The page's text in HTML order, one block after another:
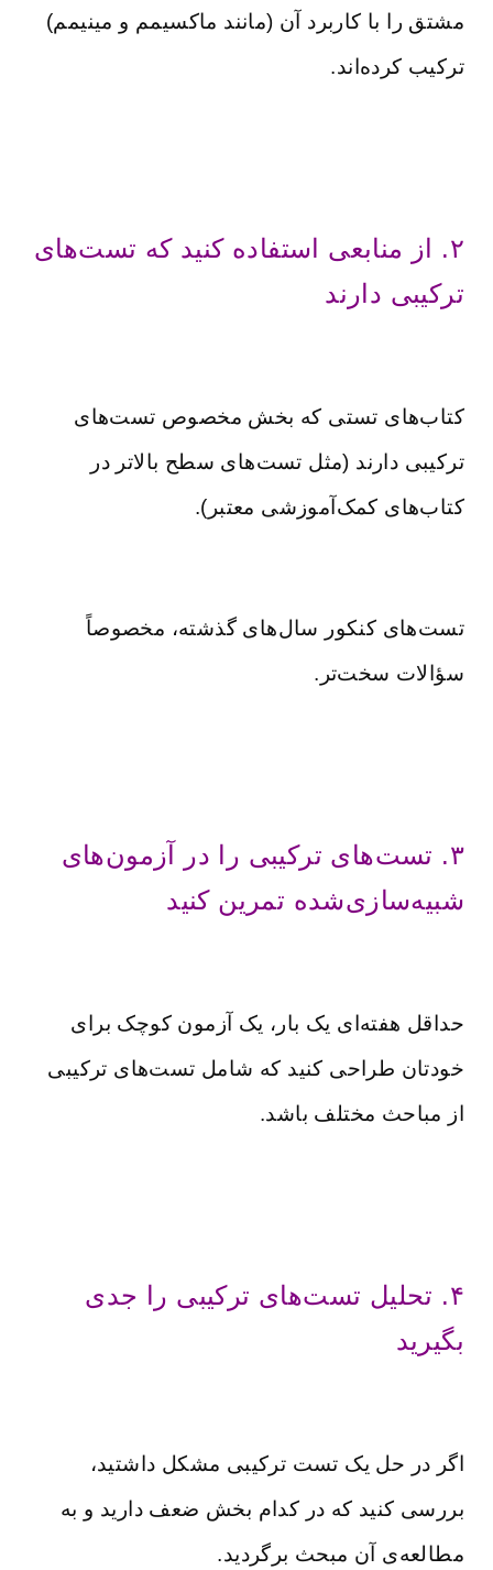
مشتق را با کاربرد آن (مانند ماکسیمم و مینیمم)
ترکیب کرده‌اند.
۲. از منابعی استفاده کنید که تست‌های
ترکیبی دارند
کتاب‌های تستی که بخش مخصوص تست‌های
ترکیبی دارند (مثل تست‌های سطح بالاتر در
کتاب‌های کمک‌آموزشی معتبر).
تست‌های کنکور سال‌های گذشته، مخصوصاً
سؤالات سخت‌تر.
۳. تست‌های ترکیبی را در آزمون‌های
شبیه‌سازی‌شده تمرین کنید
حداقل هفته‌ای یک بار، یک آزمون کوچک برای
خودتان طراحی کنید که شامل تست‌های ترکیبی
از مباحث مختلف باشد.
۴. تحلیل تست‌های ترکیبی را جدی
بگیرید
اگر در حل یک تست ترکیبی مشکل داشتید،
بررسی کنید که در کدام بخش ضعف دارید و به
مطالعه‌ی آن مبحث برگردید.